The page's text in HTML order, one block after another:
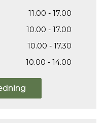
11.00 - 17.00
10.00 - 17.00
10.00 - 17.30
10.00 - 14.00